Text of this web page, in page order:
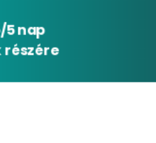
nap
részére